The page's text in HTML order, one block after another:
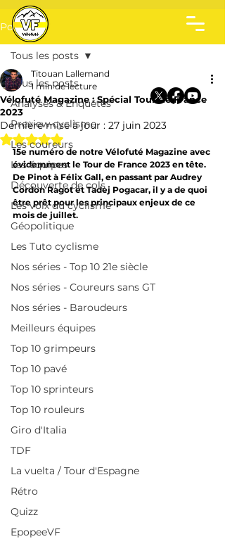
Post
Tous les posts
Analyses & Enquêtes
Preview cyclisme
Les coureurs
Les équipes
Découverte de cols
Les voix du cyclisme
Géopolitique
Les Tuto cyclisme
Nos séries - Top 10 21e siècle
Nos séries - Coureurs sans GT
Nos séries - Baroudeurs
Meilleurs équipes
Top 10 grimpeurs
Top 10 pavé
Top 10 sprinteurs
Top 10 rouleurs
Giro d'Italia
TDF
La vuelta / Tour d'Espagne
Rétro
Quizz
EpopeeVF
Tous les posts
Vélofuté Magazine : Spécial Tour de France
2023
Titouan Lallemand
1 min de lecture
Dernière mise à jour : 27 juin 2023
Noté NaN étoiles sur 5.
15e numéro de notre Vélofuté Magazine avec
évidemment le Tour de France 2023 en tête.
De Pinot à Félix Gall, en passant par Audrey
Cordon Ragot et Tadej Pogacar, il y a de quoi
être prêt pour les principaux enjeux de ce
mois de juillet.